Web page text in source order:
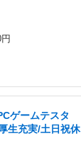
ゲームテスタ
生充実/土日祝休